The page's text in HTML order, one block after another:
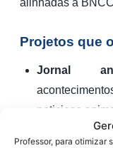
Professor, para otimizar
alinhadas à
Projetos que
Jornal
noticioso
Releitura